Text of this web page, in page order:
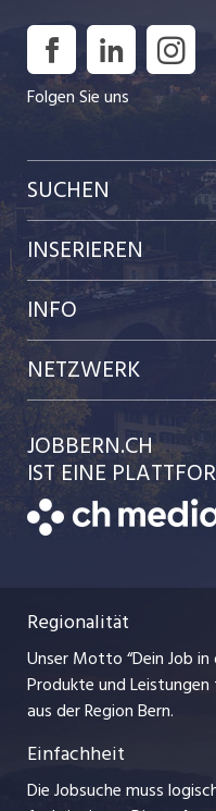
Folgen Sie uns
SUCHEN
Jobs im Kanton Bern
Jobs in der Stadt Bern
Jobs in der Stadt Biel
Festanstellungen
Temporäre Jobs
Freelance Jobs
Ferienjobs
Management / Kader-Jobs
Arbeitgeber
INSERIEREN
Preise & Leistungen
Kundenlogin
Einzelinserat disponieren
Schnittstelle
Bewerber-Cockpit
INFO
Team
Ratgeber
AGB
Datenschutzerklärung
Impressum
Stellenmeldepflicht
NETZWERK
jobbasel.ch
jobmittelland.ch
zentraljob.ch
myjob.ch
jobzüri.ch
ajourjob.ch
JOBBERN.CH
IST EINE
Regionalität
Unser Motto “Dein Job
Produkte und
aus der Region Bern.
Einfachheit
Die Jobsuche muss